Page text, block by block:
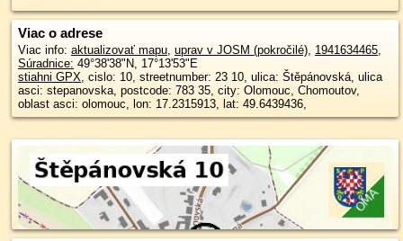
Viac o adrese
Viac info: aktualizovať mapu, uprav v JOSM (pokročilé), 1941634465,
Súradnice: 49°38'38"N, 17°13'53"E
stiahni GPX, cislo: 10, streetnumber: 23 10, ulica: Štěpánovská, ulica
asci: stepanovska, postcode: 783 35, city: Olomouc, Chomoutov,
oblast asci: olomouc, lon: 17.2315913, lat: 49.6439436,